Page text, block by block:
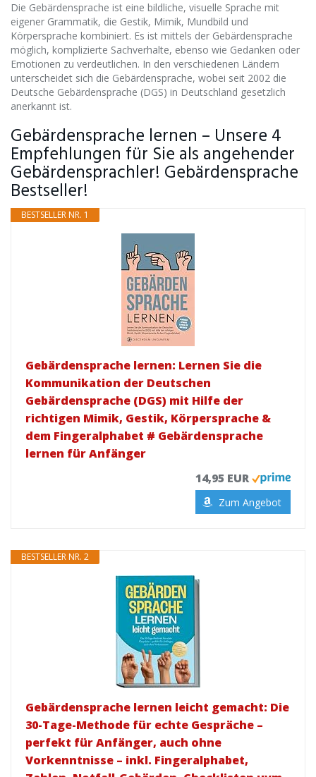
Die Gebärdensprache ist eine bildliche, visuelle Sprache mit
eigener Grammatik, die Gestik, Mimik, Mundbild und
Körpersprache kombiniert. Es ist mittels der Gebärdensprache
möglich, komplizierte Sachverhalte, ebenso wie Gedanken oder
Emotionen zu verdeutlichen. In den verschiedenen Ländern
unterscheidet sich die Gebärdensprache, wobei seit 2002 die
Deutsche Gebärdensprache (DGS) in Deutschland gesetzlich
anerkannt ist.
Gebärdensprache lernen – Unsere 4
Empfehlungen für Sie als angehender
Gebärdensprachler! Gebärdensprache
Bestseller!
BESTSELLER NR. 1
Gebärdensprache lernen: Lernen Sie die
Kommunikation der Deutschen
Gebärdensprache (DGS) mit Hilfe der
richtigen Mimik, Gestik, Körpersprache &
dem Fingeralphabet # Gebärdensprache
lernen für Anfänger
14,95 EUR
Zum Angebot
BESTSELLER NR. 2
Gebärdensprache lernen leicht gemacht: Die
30-Tage-Methode für echte Gespräche –
perfekt für Anfänger, auch ohne
Vorkenntnisse – inkl. Fingeralphabet,